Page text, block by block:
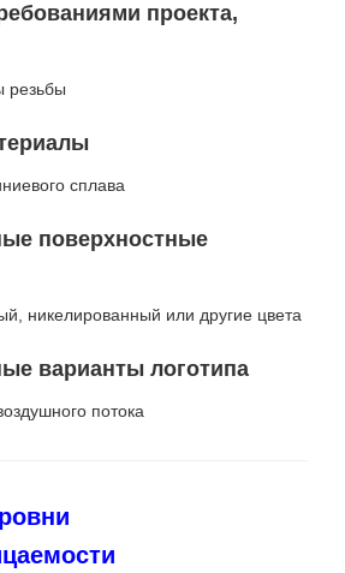
проекта,
резьбы
сплава
поверхностные
никелированный или другие цвета
варианты логотипа
потока